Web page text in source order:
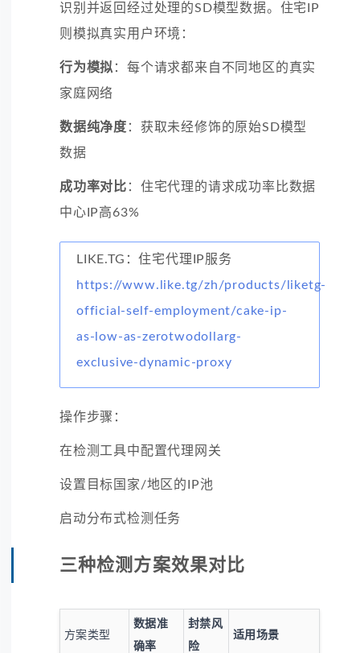
识别并返回经过处理的SD模型数据。住宅IP
则模拟真实用户环境：
行为模拟 ：每个请求都来自不同地区的真实
家庭网络
数据纯净度 ：获取未经修饰的原始SD模型
数据
成功率对比 ：住宅代理的请求成功率比数据
中心IP高63%
LIKE.TG：住宅代理IP服务
https://www.like.tg/zh/products/liketg-
official-self-employment/cake-ip-
as-low-as-zerotwodollarg-
exclusive-dynamic-proxy
操作步骤：
在检测工具中配置代理网关
设置目标国家/地区的IP池
启动分布式检测任务
三种检测方案效果对比
方案类型
数据准
确率
封禁风
险
适用场景